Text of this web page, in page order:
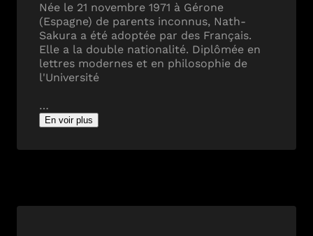
Née le 21 novembre 1971 à Gérone
(Espagne) de parents inconnus, Nath-
Sakura a été adoptée par des Français.
Elle a la double nationalité. Diplômée en
lettres modernes et en philosophie de
l'Université
…
En voir plus